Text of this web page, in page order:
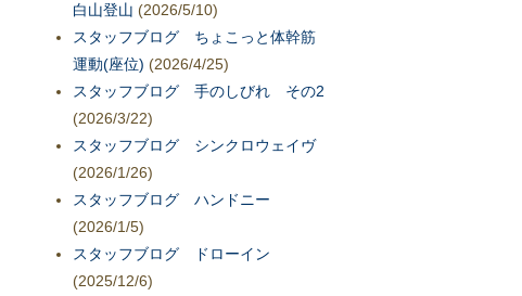
白山登山 (2026/5/10)
スタッフブログ ちょこっと体幹筋
運動(座位) (2026/4/25)
スタッフブログ 手のしびれ その2
(2026/3/22)
スタッフブログ シンクロウェイヴ
(2026/1/26)
スタッフブログ ハンドニー
(2026/1/5)
スタッフブログ ドローイン
(2025/12/6)